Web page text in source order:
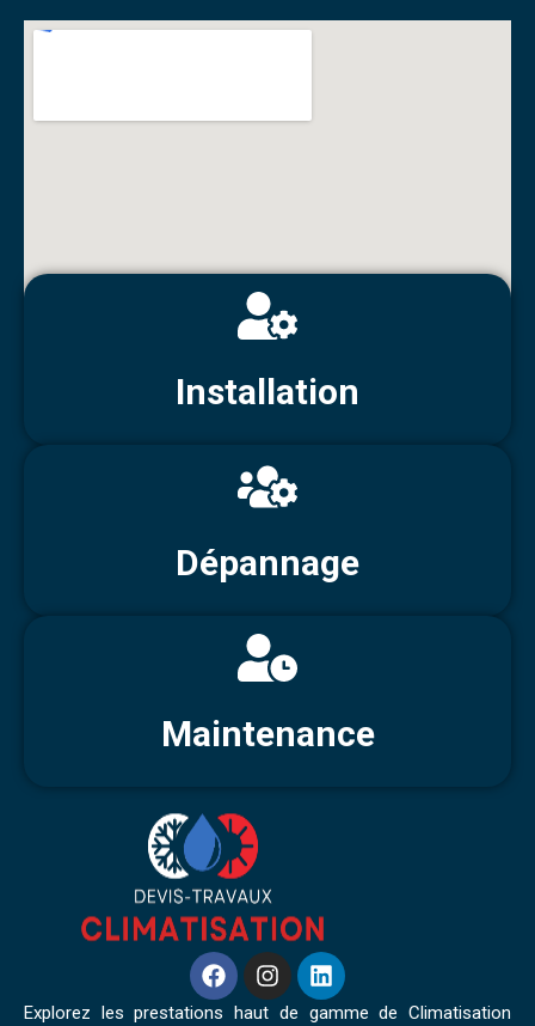
Installation
Dépannage
Maintenance
Explorez les prestations haut de gamme de Climatisation